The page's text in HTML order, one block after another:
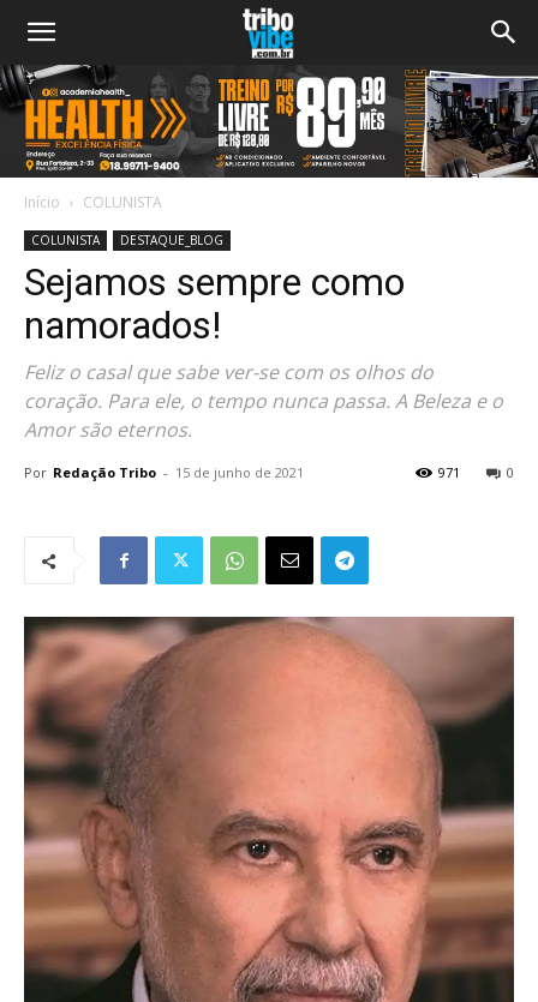
Início COLUNISTA
COLUNISTA DESTAQUE_BLOG
Sejamos sempre como
namorados!
Feliz o casal que sabe ver-se com os olhos do
coração. Para ele, o tempo nunca passa. A Beleza e o
Amor são eternos.
Por Redação Tribo - 15 de junho de 2021 0
971